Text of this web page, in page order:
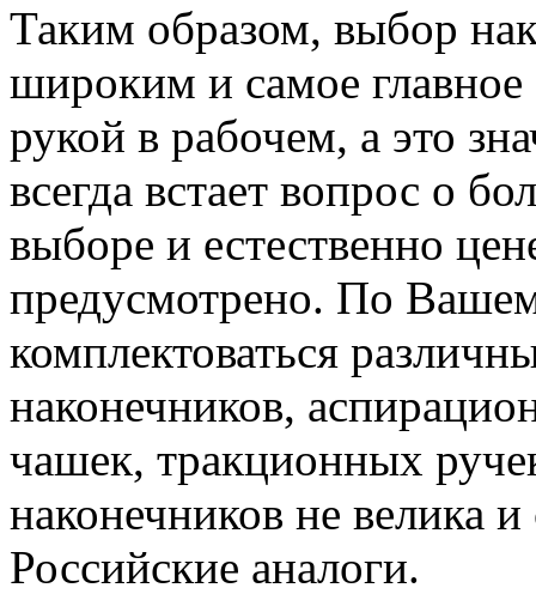
Таким образом, выбор
широким и самое
рукой в рабочем, а это
всегда встает вопрос о
выборе и естественно
предусмотрено. По
комплектоваться
наконечников,
чашек, тракционных
наконечников не велика
Российские аналоги.